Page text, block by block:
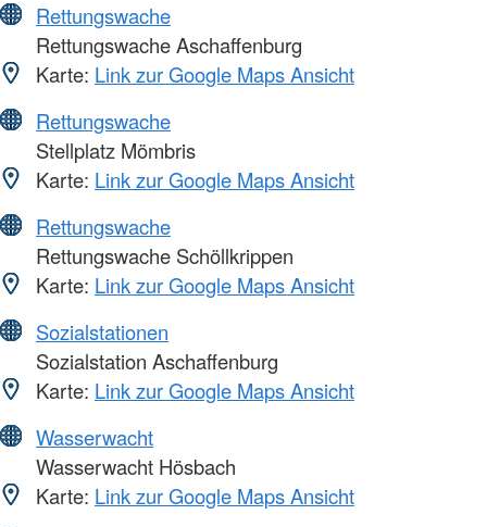
Rettungswache
Rettungswache Aschaffenburg
Karte: Link zur Google Maps Ansicht
Rettungswache
Stellplatz Mömbris
Karte: Link zur Google Maps Ansicht
Rettungswache
Rettungswache Schöllkrippen
Karte: Link zur Google Maps Ansicht
Sozialstationen
Sozialstation Aschaffenburg
Karte: Link zur Google Maps Ansicht
Wasserwacht
Wasserwacht Hösbach
Karte: Link zur Google Maps Ansicht